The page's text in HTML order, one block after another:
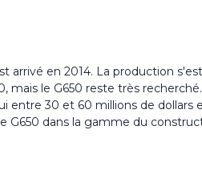
arrivé en 2014. La production
, mais le G650 reste très
entre 30 et 60 millions de dollars
G650 dans la gamme du